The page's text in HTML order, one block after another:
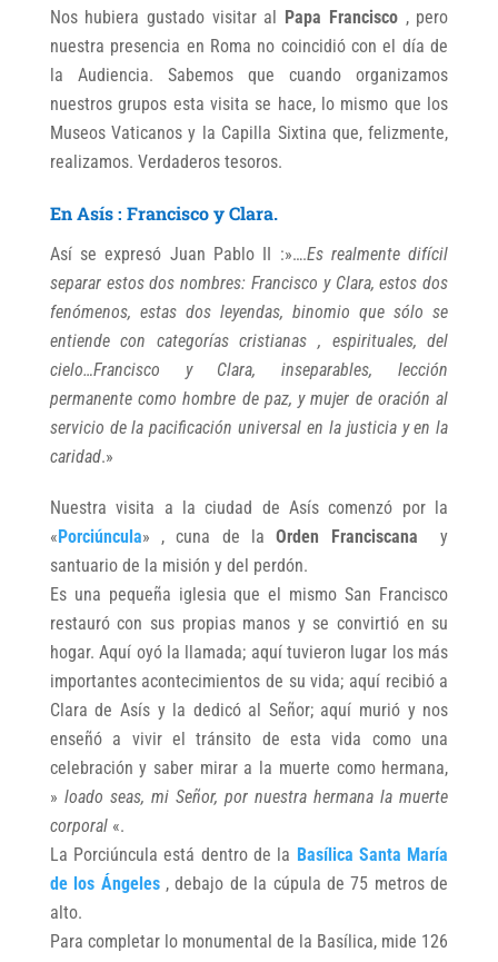
Nos hubiera gustado visitar al Papa Francisco , pero
nuestra presencia en Roma no coincidió con el día de
la Audiencia. Sabemos que cuando organizamos
nuestros grupos esta visita se hace, lo mismo que los
Museos Vaticanos y la Capilla Sixtina que, felizmente,
realizamos. Verdaderos tesoros.
En Asís : Francisco y Clara.
Así se expresó Juan Pablo II :»….Es realmente difícil
separar estos dos nombres: Francisco y Clara, estos dos
fenómenos, estas dos leyendas, binomio que sólo se
entiende con categorías cristianas , espirituales, del
cielo…Francisco y Clara, inseparables, lección
permanente como hombre de paz, y mujer de oración al
servicio de la pacificación universal en la justicia y en la
caridad.»
Nuestra visita a la ciudad de Asís comenzó por la
«Porciúncula» , cuna de laOrden Franciscana
y
santuario de la misión y del perdón.
Es una pequeña iglesia que el mismo San Francisco
restauró con sus propias manos y se convirtió en su
hogar. Aquí oyó la llamada; aquí tuvieron lugar los más
importantes acontecimientos de su vida; aquí recibió a
Clara de Asís y la dedicó al Señor; aquí murió y nos
enseñó a vivir el tránsito de esta vida como una
celebración y saber mirar a la muerte como hermana,
» loado seas, mi Señor, por nuestra hermana la muerte
corporal «.
La Porciúncula está dentro de la Basílica Santa María
de los Ángeles, debajo de la cúpula de 75 metros de
alto.
Para completar lo monumental de la Basílica, mide 126